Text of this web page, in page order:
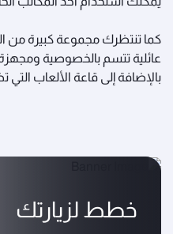
كما تنتظرك مجموعة كبيرة من
عائلية تتسم بالخصوصية
بالإضافة إلى قاعة الألعاب
خطط لزيارتك